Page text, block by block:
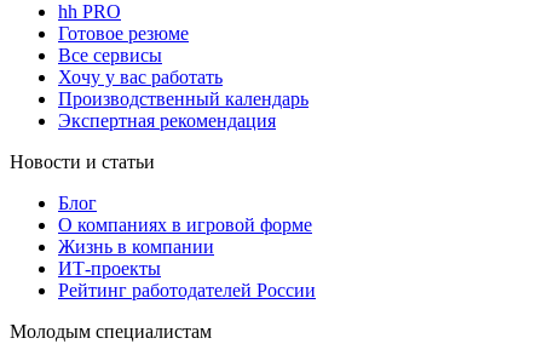
hh PRO
Готовое резюме
Все сервисы
Хочу у вас работать
Производственный календарь
Экспертная рекомендация
Новости и статьи
Блог
О компаниях в игровой форме
Жизнь в компании
ИТ-проекты
Рейтинг работодателей России
Молодым специалистам